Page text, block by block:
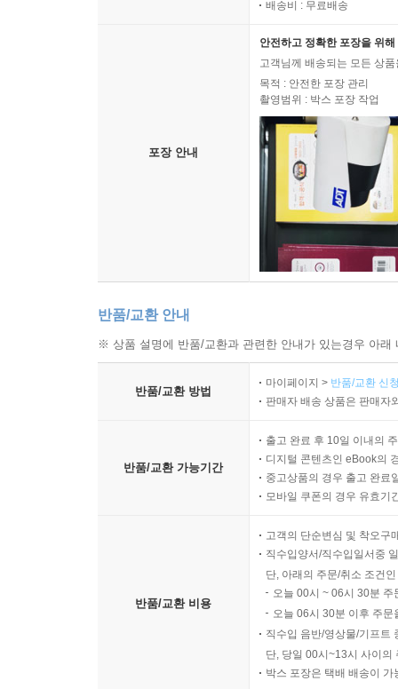
배송비 : 무료배송
포장 안내
안전하고 정확한 포장을 위
고객님께 배송되는 모든 상
목적 : 안전한 포장 관리
촬영범위 : 박스 포장 작업
반품/교환 안내
※ 상품 설명에 반품/교환과 관련한 안내가 있는경우 아
반품/교환 방법
마이페이지 > 반품/교환 신
판매자 배송 상품은 판매자
반품/교환 가능기간
출고 완료 후 10일 이내의
디지털 콘텐츠인 eBook의
중고상품의 경우 출고 완료
모바일 쿠폰의 경우 유효기
반품/교환 비용
고객의 단순변심 및 착오구
직수입양서/직수입일서중
단, 아래의 주문/취소 조건
오늘 00시 ~ 06시 30분
오늘 06시 30분 이후 주
직수입 음반/영상물/기프트
단, 당일 00시~13시 사이의
박스 포장은 택배 배송이